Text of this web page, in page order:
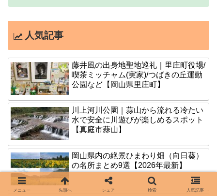
人気記事
藤井風の出身地聖地巡礼｜里庄町役場/
喫茶ミッチャム(実家)/つばきの丘運動
公園など【岡山県里庄町】
川上河川公園｜蒜山から流れる冷たい
水で安全に川遊びが楽しめるスポット
【真庭市蒜山】
岡山県内の絶景ひまわり畑（向日葵）
の名所まとめ9選【2026年最新】
メニュー 先頭へ シェア 検索 人気記事